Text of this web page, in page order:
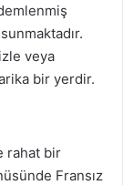
veya
bir yerdir.
rahat bir
Fransız